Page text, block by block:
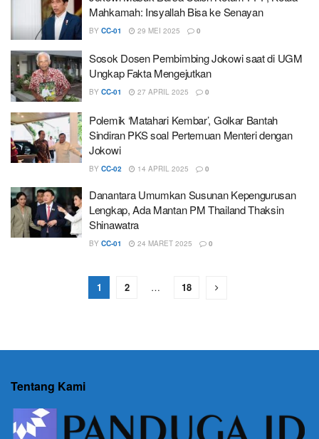
Mahkamah: Insyallah Bisa ke Senayan
BY CC-01 29 MEI 2025 0
Sosok Dosen Pembimbing Jokowi saat di UGM
Ungkap Fakta Mengejutkan
BY CC-01 27 APRIL 2025 0
Polemik ‘Matahari Kembar’, Golkar Bantah
Sindiran PKS soal Pertemuan Menteri dengan
Jokowi
BY CC-02 14 APRIL 2025 0
Danantara Umumkan Susunan Kepengurusan
Lengkap, Ada Mantan PM Thailand Thaksin
Shinawatra
BY CC-01 24 MARET 2025 0
1 2 … 18
Tentang Kami